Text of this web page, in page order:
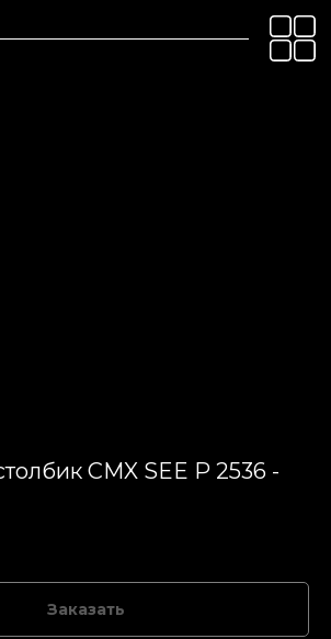
CMX SEE P 2536 -
Заказать